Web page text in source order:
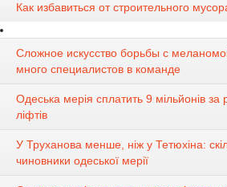
Как избавиться от строительного
Сложное искусство борьбы с
много специалистов в команде
Одеська мерія сплатить 9 мільйонів
ліфтів
У Труханова менше, ніж у Тетюхіна:
чиновники одеської мерії